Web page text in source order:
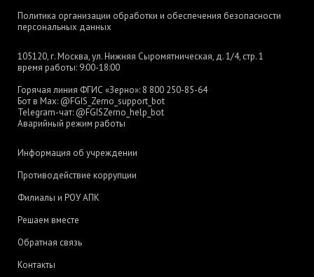
Политика организации обработки и обеспечения безопасности
персональных данных
105120, г. Москва, ул. Нижняя Сыромятническая, д. 1/4, стр. 1
время работы: 9:00-18:00
Горячая линия ФГИС «Зерно»: 8 800 250-85-64
Бот в Max: @FGIS_Zerno_support_bot
Telegram-чат: @FGISZerno_help_bot
Аварийный режим работы
Информация об учреждении
Противодействие коррупции
Филиалы и РОУ АПК
Решаем вместе
Обратная связь
Контакты